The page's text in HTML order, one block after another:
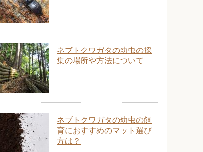
ネブトクワガタの幼虫の採
集の場所や方法について
ネブトクワガタの幼虫の飼
育におすすめのマット選び
方は？